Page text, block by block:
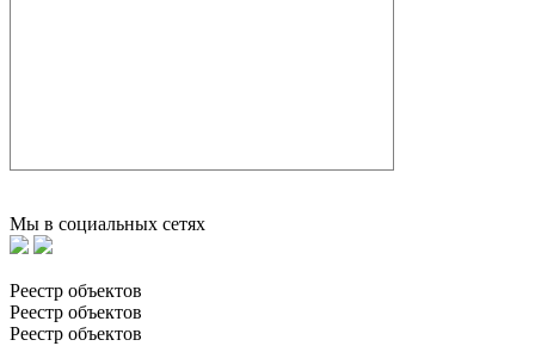
Мы в социальных сетях
Реестр объектов
Реестр объектов
Реестр объектов